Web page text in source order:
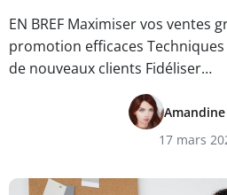
EN BREF Maximiser vos ventes
promotion efficaces
de nouveaux clients Fidéliser…
17 mars